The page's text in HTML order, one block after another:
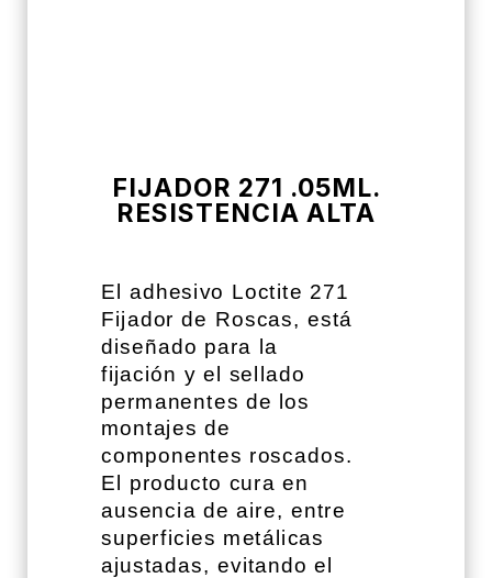
FIJADOR 271 .05ML.
RESISTENCIA ALTA
El adhesivo Loctite 271
Fijador de Roscas, está
diseñado para la
fijación y el sellado
permanentes de los
montajes de
componentes roscados.
El producto cura en
ausencia de aire, entre
superficies metálicas
ajustadas, evitando el